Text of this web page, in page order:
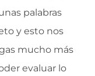
palabras
y esto nos
mucho más
evaluar lo